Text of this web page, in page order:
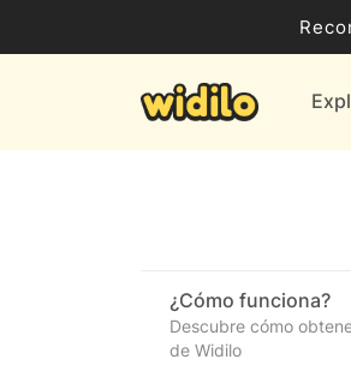
Ocio,
Proveedores
¿Cómo funciona?
Descubre cómo
de Widilo